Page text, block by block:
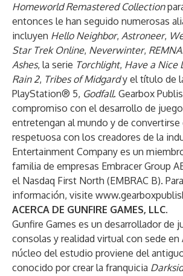
Homeworld Remastered Collection
entonces le han seguido numerosas
incluyen Hello Neighbor, Astroneer,
Star Trek Online, Neverwinter,
Ashes, la serie Torchlight, Have a Nice
Rain 2, Tribes of Midgardy el título de
PlayStation® 5, Godfall. Gearbox
compromiso con el desarrollo de
entretengan al mundo y de convertirse
respetuosa con los creadores de la
Entertainment Company es un
familia de empresas Embracer Group
el Nasdaq First North (EMBRAC B).
información, visite
ACERCA DE GUNFIRE GAMES, LLC.
Gunfire Games es un desarrollador de
consolas y realidad virtual con sede en
núcleo del estudio proviene del
conocido por crear la franquicia